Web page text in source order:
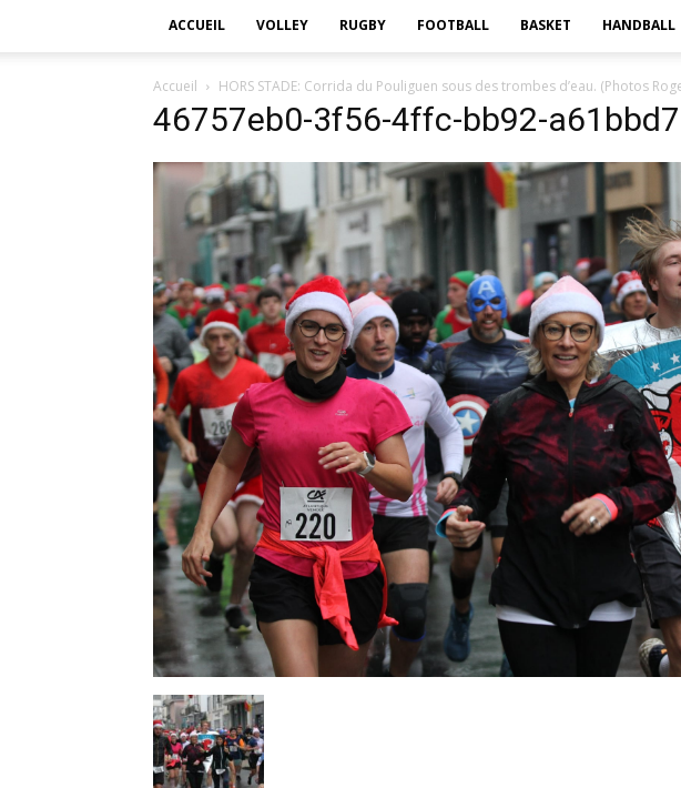
ACCUEIL VOLLEY RUGBY FOOTBALL BASKET HANDBALL
Accueil HORS STADE: Corrida du Pouliguen sous des trombes d’eau. (Photos
46757eb0-3f56-4ffc-bb92-